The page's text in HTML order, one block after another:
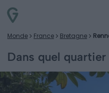
Monde France Bretagne
Dans quel